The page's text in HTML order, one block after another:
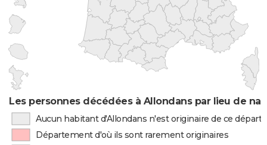
Les personnes décédées à Allondans par lieu de
Aucun habitant d'Allondans n'est originaire de ce
Département d'où ils sont rarement originaires